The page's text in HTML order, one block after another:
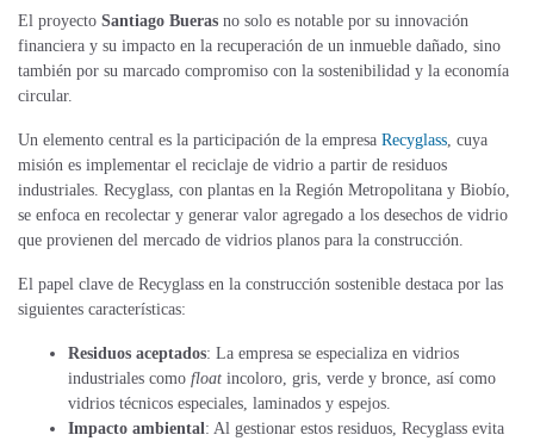
El proyecto Santiago Bueras no solo es notable por su innovación
financiera y su impacto en la recuperación de un inmueble dañado, sino
también por su marcado compromiso con la sostenibilidad y la economía
circular.
Un elemento central es la participación de la empresa Recyglass , cuya
misión es implementar el reciclaje de vidrio a partir de residuos
industriales. Recyglass, con plantas en la Región Metropolitana y Biobío,
se enfoca en recolectar y generar valor agregado a los desechos de vidrio
que provienen del mercado de vidrios planos para la construcción.
El papel clave de Recyglass en la construcción sostenible destaca por las
siguientes características:
Residuos aceptados: La empresa se especializa en vidrios
industriales como float incoloro, gris, verde y bronce, así como
vidrios técnicos especiales, laminados y espejos.
Impacto ambiental : Al gestionar estos residuos, Recyglass evita